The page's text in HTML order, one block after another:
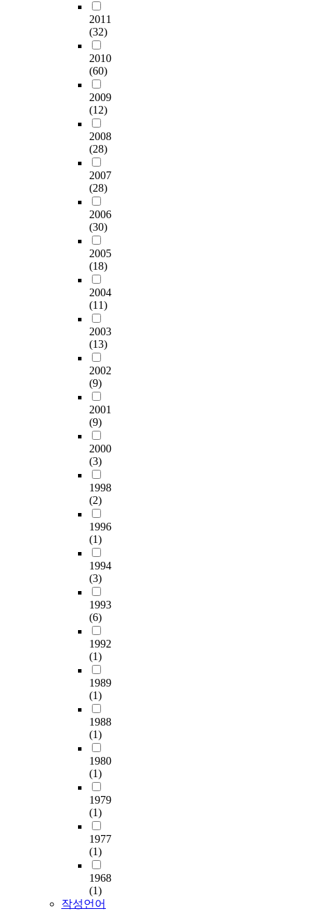
2011
(32)
2010
(60)
2009
(12)
2008
(28)
2007
(28)
2006
(30)
2005
(18)
2004
(11)
2003
(13)
2002
(9)
2001
(9)
2000
(3)
1998
(2)
1996
(1)
1994
(3)
1993
(6)
1992
(1)
1989
(1)
1988
(1)
1980
(1)
1979
(1)
1977
(1)
1968
(1)
작성언어